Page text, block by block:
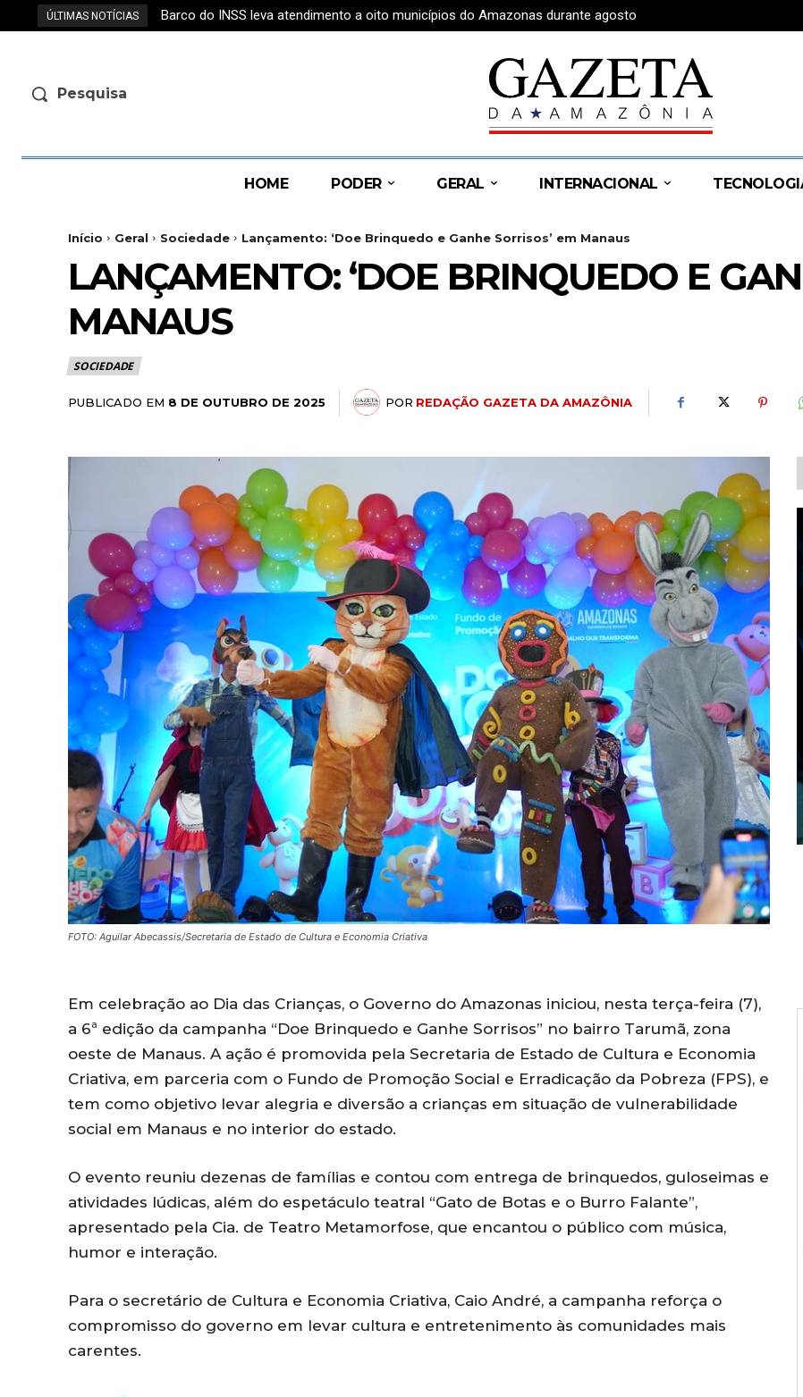
ÚLTIMAS NOTÍCIAS Barco do INSS leva atendimento a oito municípios do Amazonas durante agosto
Confira quando a água volta ao seu bairro após manutenção realizada na quarta-feira
Pesquisa
HOME PODER GERAL INTERNACIONAL
Início Geral Sociedade Lançamento: ‘Doe Brinquedo e Ganhe Sorrisos’ em Manaus
LANÇAMENTO: ‘DOE BRINQUEDO E
MANAUS
SOCIEDADE
PUBLICADO EM 8 DE OUTUBRO DE 2025 POR REDAÇÃO GAZETA DA AMAZÔNIA
FOTO: Aguilar Abecassis/Secretaria de Estado de Cultura e Economia Criativa
Em celebração ao Dia das Crianças, o Governo do Amazonas iniciou, nesta terça-feira (7),
a 6ª edição da campanha “Doe Brinquedo e Ganhe Sorrisos” no bairro Tarumã, zona
oeste de Manaus. A ação é promovida pela Secretaria de Estado de Cultura e Economia
Criativa, em parceria com o Fundo de Promoção Social e Erradicação da Pobreza (FPS), e
tem como objetivo levar alegria e diversão a crianças em situação de vulnerabilidade
social em Manaus e no interior do estado.
O evento reuniu dezenas de famílias e contou com entrega de brinquedos, guloseimas e
atividades lúdicas, além do espetáculo teatral “Gato de Botas e o Burro Falante”,
apresentado pela Cia. de Teatro Metamorfose, que encantou o público com música,
humor e interação.
Para o secretário de Cultura e Economia Criativa, Caio André, a campanha reforça o
compromisso do governo em levar cultura e entretenimento às comunidades mais
carentes.